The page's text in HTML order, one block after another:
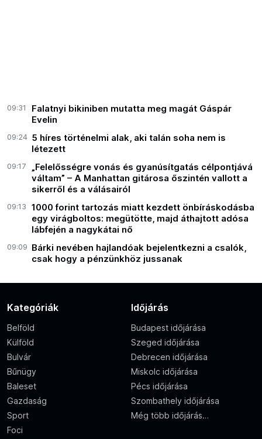
09:31
Falatnyi bikiniben mutatta meg magát Gáspár
Evelin
09:24 5 híres történelmi alak, aki talán soha nem is
létezett
09:17
„Felelősségre vonás és gyanúsítgatás célpontjává
váltam” – A Manhattan gitárosa őszintén vallott a
sikerről és a válásairól
09:13
1000 forint tartozás miatt kezdett önbíráskodásba
egy virágboltos: megütötte, majd áthajtott adósa
lábfején a nagykátai nő
09:09 Bárki nevében hajlandóak bejelentkezni a csalók,
csak hogy a pénzünkhöz jussanak
Kategóriák
Belföld
Külföld
Bulvár
Bűnügy
Baleset
Gazdaság
Sport
Foci
Időjárás
Budapest időjárása
Szeged időjárása
Debrecen időjárása
Miskolc időjárása
Pécs időjárása
Szombathely időjárása
Még több időjárás…